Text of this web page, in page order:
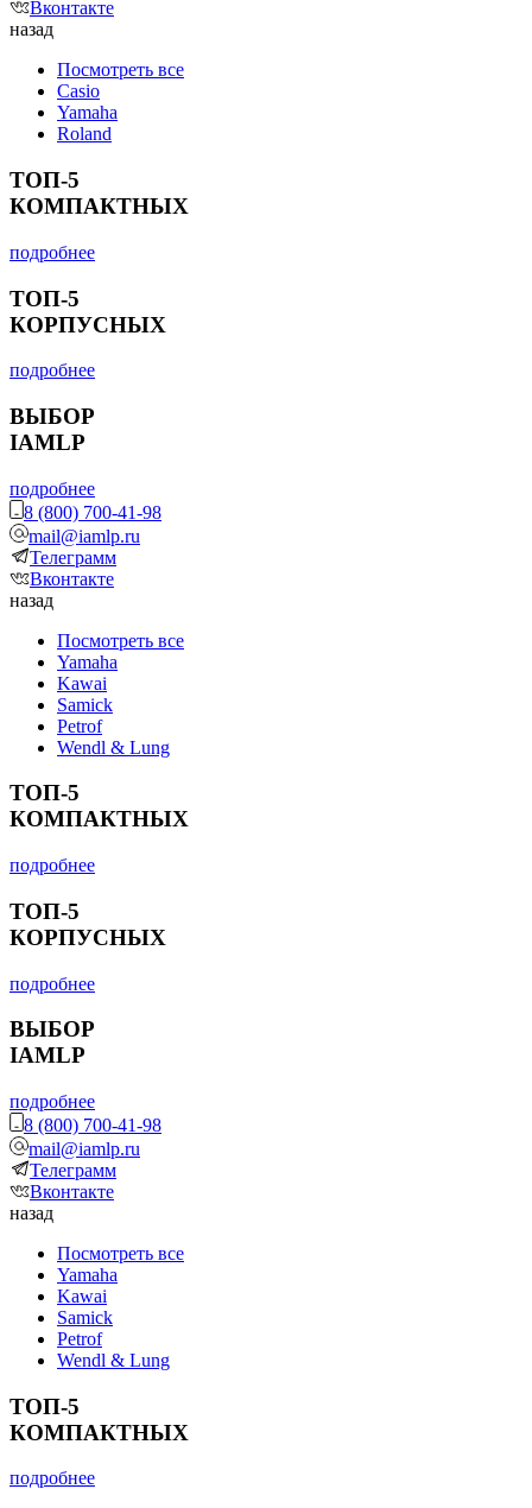
Вконтакте
назад
Посмотреть все
Casio
Yamaha
Roland
ТОП-5
КОМПАКТНЫХ
подробнее
ТОП-5
КОРПУСНЫХ
подробнее
ВЫБОР
IAMLP
подробнее
8 (800) 700-41-98
mail@iamlp.ru
Телеграмм
Вконтакте
назад
Посмотреть все
Yamaha
Kawai
Samick
Petrof
Wendl & Lung
ТОП-5
КОМПАКТНЫХ
подробнее
ТОП-5
КОРПУСНЫХ
подробнее
ВЫБОР
IAMLP
подробнее
8 (800) 700-41-98
mail@iamlp.ru
Телеграмм
Вконтакте
назад
Посмотреть все
Yamaha
Kawai
Samick
Petrof
Wendl & Lung
ТОП-5
КОМПАКТНЫХ
подробнее